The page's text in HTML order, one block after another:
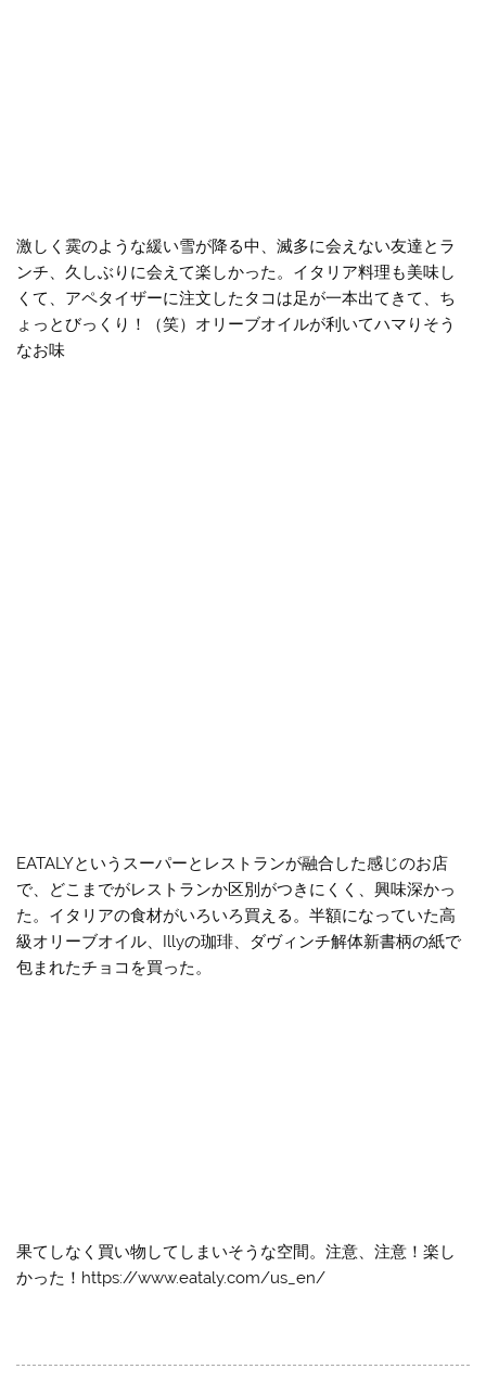
激しく霙のような緩い雪が降る中、滅多に会えない友達とラ
ンチ、久しぶりに会えて楽しかった。イタリア料理も美味し
くて、アペタイザーに注文したタコは足が一本出てきて、ち
ょっとびっくり！（笑）オリーブオイルが利いてハマりそう
なお味
EATALYというスーパーとレストランが融合した感じのお店
で、どこまでがレストランか区別がつきにくく、興味深かっ
た。イタリアの食材がいろいろ買える。半額になっていた高
級オリーブオイル、Illyの珈琲、ダヴィンチ解体新書柄の紙で
包まれたチョコを買った。
果てしなく買い物してしまいそうな空間。注意、注意！楽し
かった！https://www.eataly.com/us_en/